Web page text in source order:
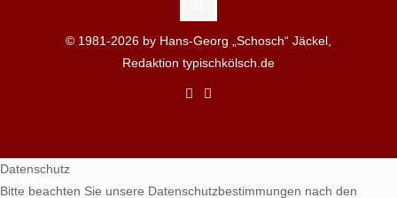
© 1981-2026 by Hans-Georg „Schosch“ Jäckel,
Redaktion typischkölsch.de
Datenschutz
Bitte beachten Sie unsere Datenschutzbestimmungen nach den